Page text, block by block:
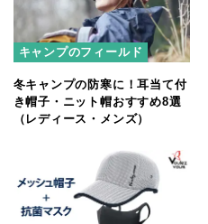
キャンプのフィールド
冬キャンプの防寒に！耳当て付
き帽子・ニット帽おすすめ8選
（レディース・メンズ）